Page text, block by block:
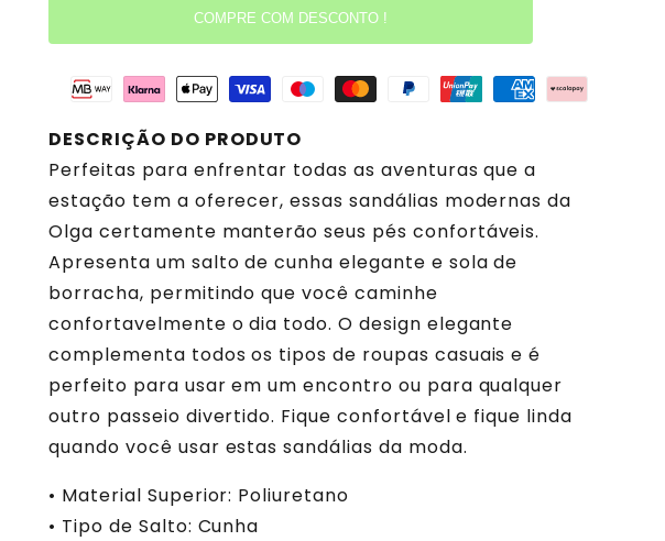
COMPRE COM DESCONTO !
DESCRIÇÃO DO PRODUTO
Perfeitas para enfrentar todas as aventuras que a
estação tem a oferecer, essas sandálias modernas da
Olga certamente manterão seus pés confortáveis.
Apresenta um salto de cunha elegante e sola de
borracha, permitindo que você caminhe
confortavelmente o dia todo. O design elegante
complementa todos os tipos de roupas casuais e é
perfeito para usar em um encontro ou para qualquer
outro passeio divertido. Fique confortável e fique linda
quando você usar estas sandálias da moda.
• Material Superior: Poliuretano
• Tipo de Salto: Cunha